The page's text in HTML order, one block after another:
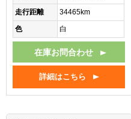
走行距離
34465km
色
白
在庫お問合わせ
詳細はこちら